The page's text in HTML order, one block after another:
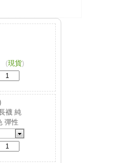
(現貨)
襪 純
彈性